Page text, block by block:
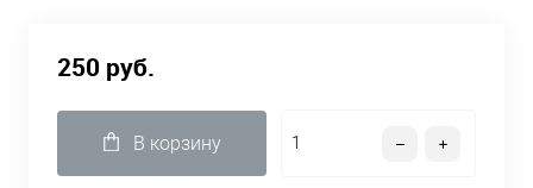
250 руб.
В корзину